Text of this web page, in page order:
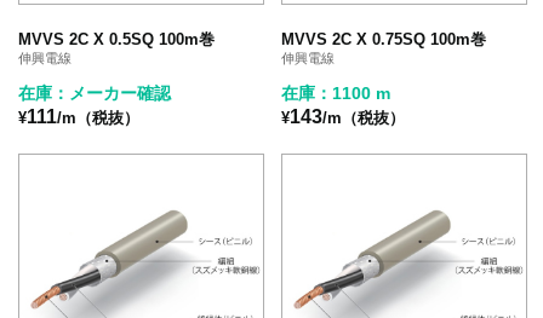
MVVS 2C X 0.5SQ 100m巻
伸興電線
在庫：メーカー確認
¥111/m（税抜）
MVVS 2C X 0.75SQ 100m巻
伸興電線
在庫：1100 m
¥143/m（税抜）